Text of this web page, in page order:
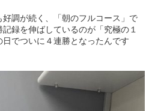
調が続く、「朝のフルコース」で
録を伸ばしているのが「究極の１
でついに４連勝となったんです